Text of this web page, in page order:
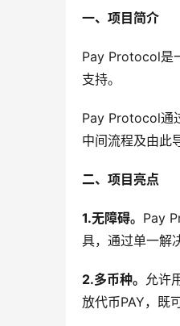
一、项目简介
Pay Protocol是
支持。
Pay Protocol通
中间流程及由此
二、项目亮点
1.无障碍。 Pay
具，通过单一解
2.多币种。 允许
放代币PAY，既